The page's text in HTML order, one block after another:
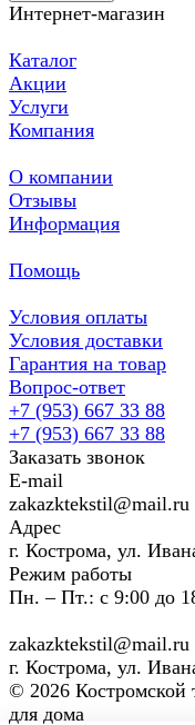
Интернет-магазин
Каталог
Акции
Услуги
Компания
О компании
Отзывы
Информация
Помощь
Условия оплаты
Условия доставки
Гарантия на товар
Вопрос-ответ
+7 (953) 667 33 88
+7 (953) 667 33 88
Заказать звонок
E-mail
zakazktekstil@mail.ru
Адрес
г. Кострома, ул.
Режим работы
Пн. – Пт.: с 9:00 до
zakazktekstil@mail.ru
г. Кострома, ул.
© 2026 Костромской
для дома